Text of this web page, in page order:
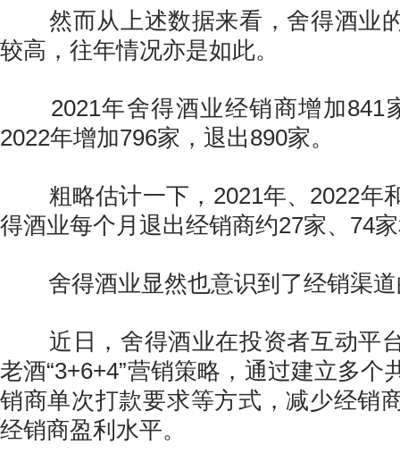
然而从上述数据来看，舍得酒业
较高，往年情况亦是如此。
2021年舍得酒业经销商增加841
2022年增加796家，退出890家。
粗略估计一下，2021年、2022年
得酒业每个月退出经销商约27家、74
舍得酒业显然也意识到了经销渠道
近日，舍得酒业在投资者互动平
老酒“3+6+4”营销策略，通过建立多个
销商单次打款要求等方式，减少经销
经销商盈利水平。